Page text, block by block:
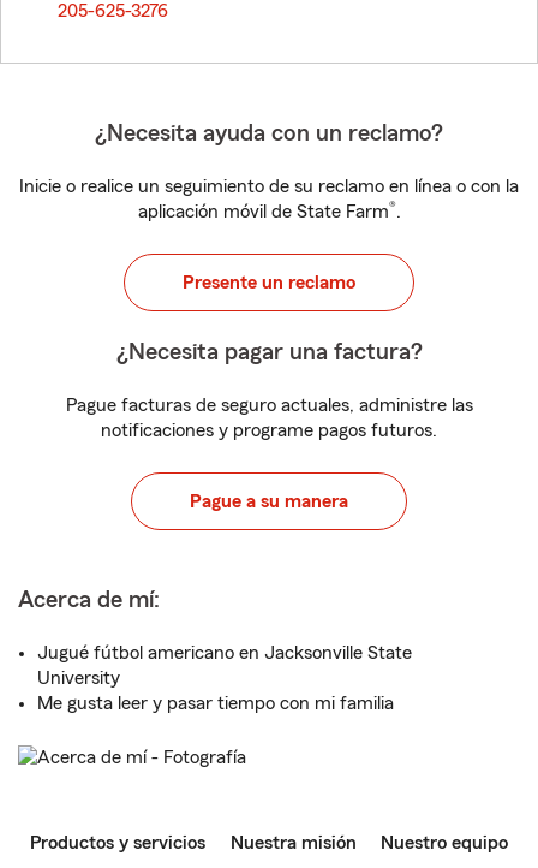
205-625-3276
¿Necesita ayuda con un reclamo?
Inicie o realice un seguimiento de su reclamo en línea o con la
aplicación móvil de State Farm®.
Presente un reclamo
¿Necesita pagar una factura?
Pague facturas de seguro actuales, administre las
notificaciones y programe pagos futuros.
Pague a su manera
Acerca de mí:
Jugué fútbol americano en Jacksonville State
University
Me gusta leer y pasar tiempo con mi familia
Productos y servicios Nuestra misión Nuestro equipo